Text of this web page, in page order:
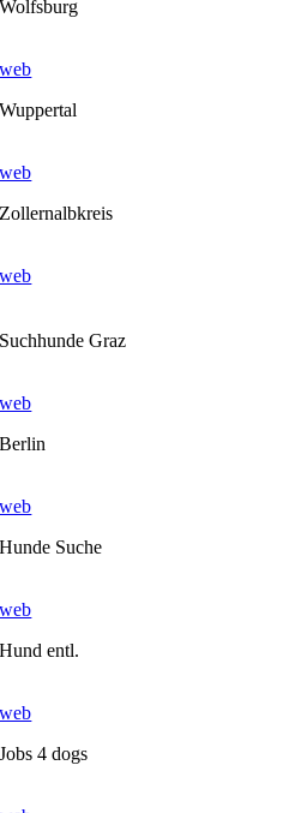
Wolfsburg
web
Wuppertal
web
Zollernalbkreis
web
Suchhunde Graz
web
Berlin
web
Hunde Suche
web
Hund entl.
web
Jobs 4 dogs